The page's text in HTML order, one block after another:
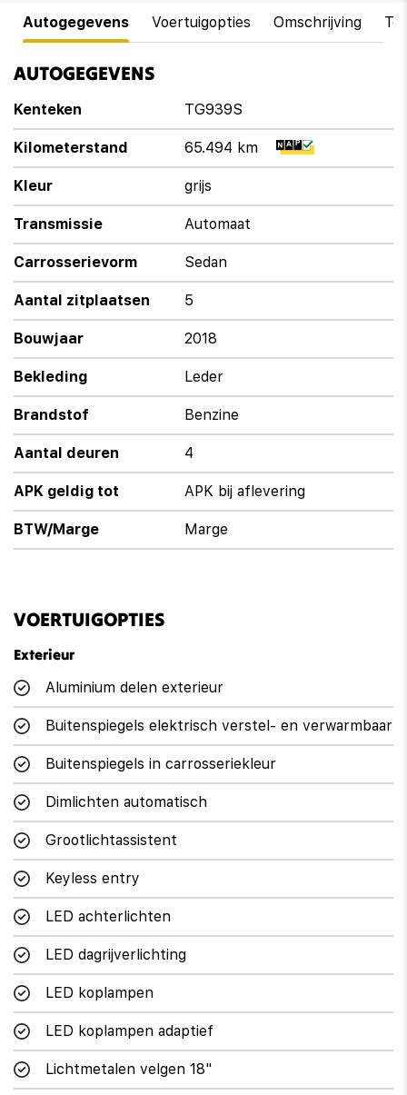
Autogegevens Voertuigopties Omschrijving
AUTOGEGEVENS
Kenteken TG939S
Kilometerstand 65.494 km
Kleur grijs
Transmissie Automaat
Carrosserievorm Sedan
Aantal zitplaatsen 5
Bouwjaar 2018
Bekleding Leder
Brandstof Benzine
Aantal deuren 4
APK geldig tot APK bij aflevering
BTW/Marge Marge
VOERTUIGOPTIES
Exterieur
Aluminium delen exterieur
Buitenspiegels elektrisch verstel- en verwarmbaar
Buitenspiegels in carrosseriekleur
Dimlichten automatisch
Grootlichtassistent
Keyless entry
LED achterlichten
LED dagrijverlichting
LED koplampen
LED koplampen adaptief
Lichtmetalen velgen 18"